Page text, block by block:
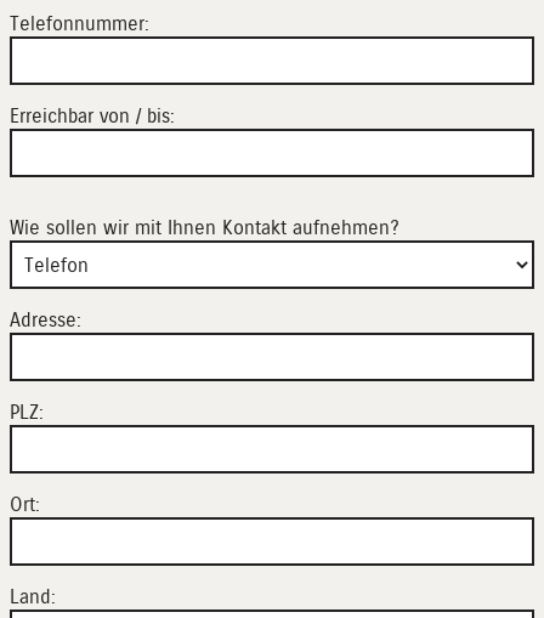
Telefonnummer:
Erreichbar von / bis:
Wie sollen wir mit Ihnen Kontakt aufnehmen?
Adresse:
PLZ:
Ort:
Land: